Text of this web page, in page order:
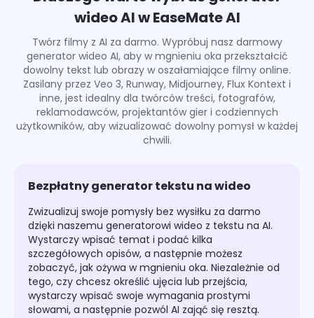
wideo AI w EaseMate AI
Twórz filmy z AI za darmo. Wypróbuj nasz darmowy
generator wideo AI, aby w mgnieniu oka przekształcić
dowolny tekst lub obrazy w oszałamiające filmy online.
Zasilany przez Veo 3, Runway, Midjourney, Flux Kontext i
inne, jest idealny dla twórców treści, fotografów,
reklamodawców, projektantów gier i codziennych
użytkowników, aby wizualizować dowolny pomysł w każdej
chwili.
Bezpłatny generator tekstu na wideo
Zwizualizuj swoje pomysły bez wysiłku za darmo
dzięki naszemu generatorowi wideo z tekstu na AI.
Wystarczy wpisać temat i podać kilka
szczegółowych opisów, a następnie możesz
zobaczyć, jak ożywa w mgnieniu oka. Niezależnie od
tego, czy chcesz określić ujęcia lub przejścia,
wystarczy wpisać swoje wymagania prostymi
słowami, a następnie pozwól AI zająć się resztą.